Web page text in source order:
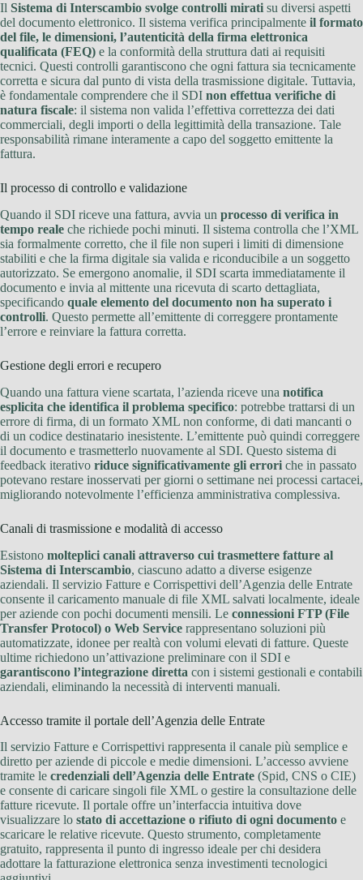
Il Sistema di Interscambio svolge controlli mirati su diversi aspetti
del documento elettronico. Il sistema verifica principalmente il formato
del file, le dimensioni, l’autenticità della firma elettronica
qualificata (FEQ) e la conformità della struttura dati ai requisiti
tecnici. Questi controlli garantiscono che ogni fattura sia tecnicamente
corretta e sicura dal punto di vista della trasmissione digitale. Tuttavia,
è fondamentale comprendere che il SDI non effettua verifiche di
natura fiscale: il sistema non valida l’effettiva correttezza dei dati
commerciali, degli importi o della legittimità della transazione. Tale
responsabilità rimane interamente a capo del soggetto emittente la
fattura.
Il processo di controllo e validazione
Quando il SDI riceve una fattura, avvia un processo di verifica in
tempo reale che richiede pochi minuti. Il sistema controlla che l’XML
sia formalmente corretto, che il file non superi i limiti di dimensione
stabiliti e che la firma digitale sia valida e riconducibile a un soggetto
autorizzato. Se emergono anomalie, il SDI scarta immediatamente il
documento e invia al mittente una ricevuta di scarto dettagliata,
specificando quale elemento del documento non ha superato i
controlli. Questo permette all’emittente di correggere prontamente
l’errore e reinviare la fattura corretta.
Gestione degli errori e recupero
Quando una fattura viene scartata, l’azienda riceve una notifica
esplicita che identifica il problema specifico: potrebbe trattarsi di un
errore di firma, di un formato XML non conforme, di dati mancanti o
di un codice destinatario inesistente. L’emittente può quindi correggere
il documento e trasmetterlo nuovamente al SDI. Questo sistema di
feedback iterativo riduce significativamente gli errori che in passato
potevano restare inosservati per giorni o settimane nei processi cartacei,
migliorando notevolmente l’efficienza amministrativa complessiva.
Canali di trasmissione e modalità di accesso
Esistono molteplici canali attraverso cui trasmettere fatture al
Sistema di Interscambio, ciascuno adatto a diverse esigenze
aziendali. Il servizio Fatture e Corrispettivi dell’Agenzia delle Entrate
consente il caricamento manuale di file XML salvati localmente, ideale
per aziende con pochi documenti mensili. Le connessioni FTP (File
Transfer Protocol) o Web Service rappresentano soluzioni più
automatizzate, idonee per realtà con volumi elevati di fatture. Queste
ultime richiedono un’attivazione preliminare con il SDI e
garantiscono l’integrazione diretta con i sistemi gestionali e contabili
aziendali, eliminando la necessità di interventi manuali.
Accesso tramite il portale dell’Agenzia delle Entrate
Il servizio Fatture e Corrispettivi rappresenta il canale più semplice e
diretto per aziende di piccole e medie dimensioni. L’accesso avviene
tramite le credenziali dell’Agenzia delle Entrate (Spid, CNS o CIE)
e consente di caricare singoli file XML o gestire la consultazione delle
fatture ricevute. Il portale offre un’interfaccia intuitiva dove
visualizzare lo stato di accettazione o rifiuto di ogni documento e
scaricare le relative ricevute. Questo strumento, completamente
gratuito, rappresenta il punto di ingresso ideale per chi desidera
adottare la fatturazione elettronica senza investimenti tecnologici